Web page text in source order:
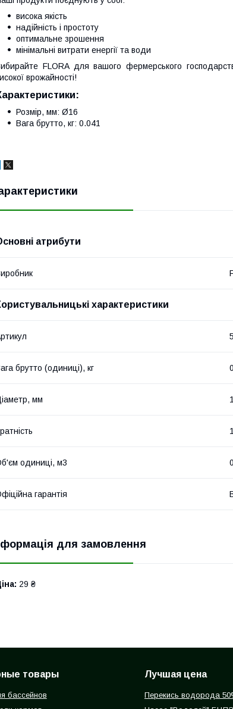
висока якість
надійність і простоту
оптимальне зрошення
мінімальні витрати енергії та води
FLORA для вашого фермерського
врожайності!
Розмір, мм: Ø16
Вага брутто, кг: 0.041
атрибути
характеристики
брутто (одиниці), кг
мм
1
одиниці, м3
гарантія
для замовлення
29 ₴
товары
бассейнов
Лучшая цена
Перекись водорода